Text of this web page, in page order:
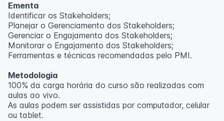
Professor(a):Frederyck Teixeira
Ementa
Identificar os Stakeholders;
Planejar o Gerenciamento dos Stakeholders;
Gerenciar o Engajamento dos Stakeholders;
Monitorar o Engajamento dos Stakeholders;
Ferramentas e técnicas recomendadas pelo PMI.
Metodologia
100% da carga horária do curso são realizadas com
aulas ao vivo.
As aulas podem ser assistidas por computador, celular
ou tablet.